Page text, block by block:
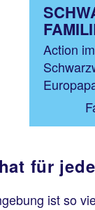
Action
für
ist so